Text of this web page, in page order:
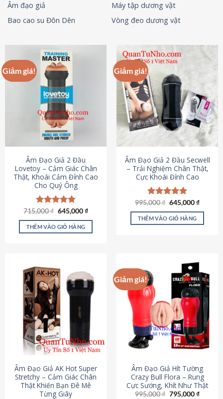
Âm đạo giả
Máy tập dương vật
Bao cao su Đôn Dên
Vòng đeo dương vật
Giảm giá!
Âm Đạo Giả 2 Đầu
Lovetoy – Cảm Giác Chân
Thật, Khoái Cảm Đỉnh Cao
Cho Quý Ông
Được xếp
hạng4.79
5 sao
715,000₫ Giá
là:
715,000 ₫.
645,000₫Giá
tại
THÊM VÀO GIỎ HÀNG
Giảm giá!
Âm Đạo Giả 2 Đầu Secwell
– Trải Nghiệm Chân Thật,
Cực Khoái Đỉnh Cao
Được xếp
hạng4.88
5 sao
995,000₫ Giá
là:
995,000 ₫.
645,000₫Giá
tại
THÊM VÀO GIỎ HÀNG
Âm Đạo Giả AK Hot Super
Stretchy – Cảm Giác Chân
Thật Khiến Bạn Đê Mê
Từng Giây
Giảm giá!
Âm Đạo Giả Hít Tường
Crazy Bull Flora – Rung
Cực Sướng, Khít Như Thật
995,000₫ Giá
795,000₫Giá